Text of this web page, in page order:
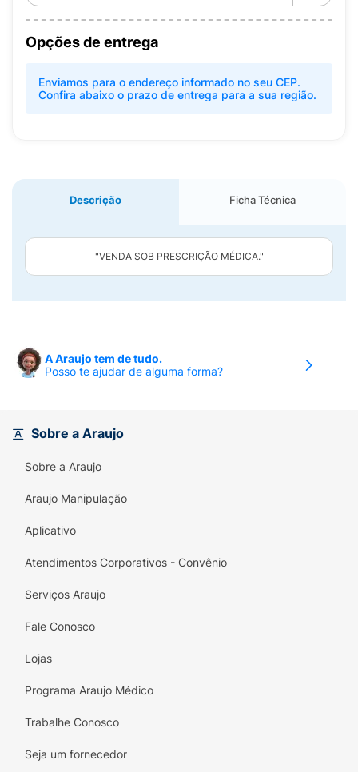
Opções de entrega
Enviamos para o endereço informado no seu CEP.
Confira abaixo o prazo de entrega para a sua região.
Descrição Ficha Técnica
"VENDA SOB PRESCRIÇÃO MÉDICA."
A Araujo tem de tudo.
Posso te ajudar de alguma forma?
Sobre a Araujo
Sobre a Araujo
Araujo Manipulação
Aplicativo
Atendimentos Corporativos - Convênio
Serviços Araujo
Fale Conosco
Lojas
Programa Araujo Médico
Trabalhe Conosco
Seja um fornecedor